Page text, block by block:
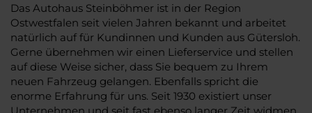
Das Autohaus Steinböhmer ist in der Region
Ostwestfalen seit vielen Jahren bekannt und arbeitet
natürlich auf für Kundinnen und Kunden aus Gütersloh.
Gerne übernehmen wir einen Lieferservice und stellen
auf diese Weise sicher, dass Sie bequem zu Ihrem
neuen Fahrzeug gelangen. Ebenfalls spricht die
enorme Erfahrung für uns. Seit 1930 existiert unser
Unternehmen und seit fast ebenso langer Zeit widmen